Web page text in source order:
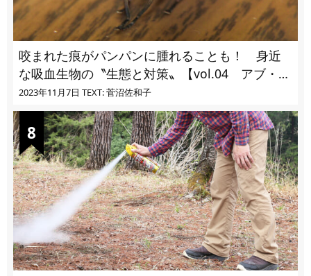
咬まれた痕がパンパンに腫れることも！ 身近
な吸血生物の〝生態と対策〟【vol.04 アブ・ブ
ユ・ヌカカ】
2023年11月7日 TEXT: 菅沼佐和子